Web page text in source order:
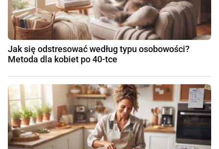
Jak się odstresować według typu osobowości?
Metoda dla kobiet po 40-tce